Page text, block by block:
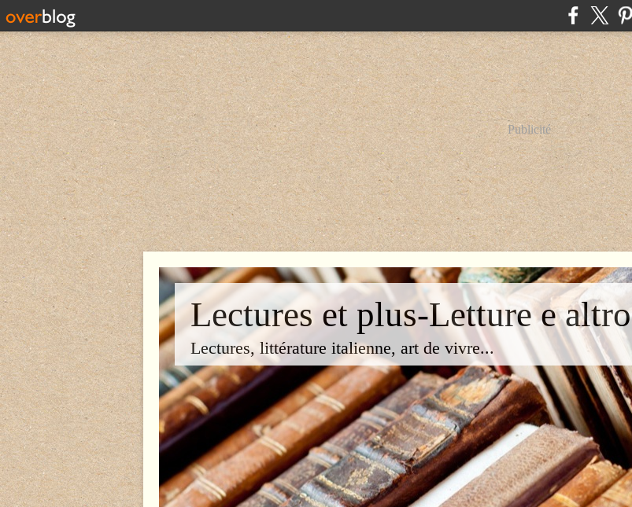
Publicité
Lectures et plus-Letture e altro
Lectures, littérature italienne, art de vivre...